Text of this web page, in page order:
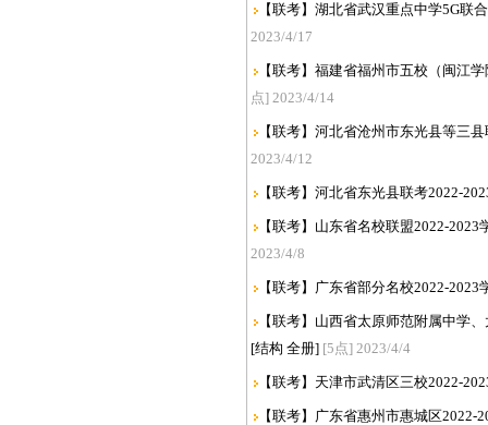
【联考】湖北省武汉重点中学5G联
2023/4/17
【联考】福建省福州市五校（闽江
点] 2023/4/14
【联考】河北省沧州市东光县等三
2023/4/12
【联考】河北省东光县联考2022-
【联考】山东省名校联盟2022-
2023/4/8
【联考】广东省部分名校2022-
【联考】山西省太原师范附属中学
[结构 全册] [5点] 2023/4/4
【联考】天津市武清区三校2022-
【联考】广东省惠州市惠城区